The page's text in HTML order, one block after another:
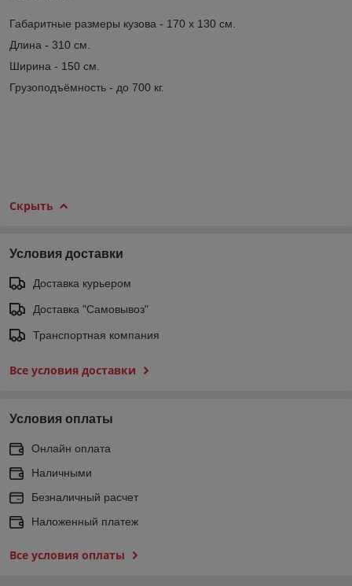
Габаритные размеры кузова - 170 х 130 см.
Длина - 310 см.
Ширина - 150 см.
Грузоподъёмность - до 700 кг.
Скрыть
Условия доставки
Доставка курьером
Доставка "Самовывоз"
Транспортная компания
Все условия доставки
Условия оплаты
Онлайн оплата
Наличными
Безналичный расчет
Наложенный платеж
Все условия оплаты